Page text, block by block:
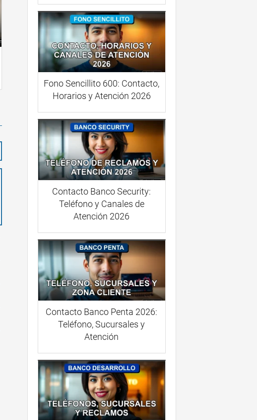
Fono Sencillito 600: Contacto,
Horarios y Atención 2026
Contacto Banco Security:
Teléfono y Canales de
Atención 2026
Contacto Banco Penta 2026:
Teléfono, Sucursales y
Atención